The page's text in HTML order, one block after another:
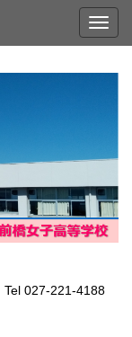
Tel 027-221-4188